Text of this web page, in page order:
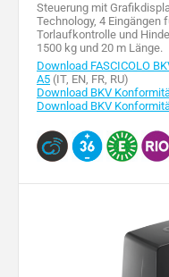
Betriebstemperatur
(°C)
Temperatura di
stoccaggio (°C)
Steuerung mit
Technology, 4 Eingängen
Torlaufkontrolle und
1500 kg und 20 m Länge.
Download FASCICOLO
A5 (IT, EN, FR, RU)
Download BKV
Download BKV